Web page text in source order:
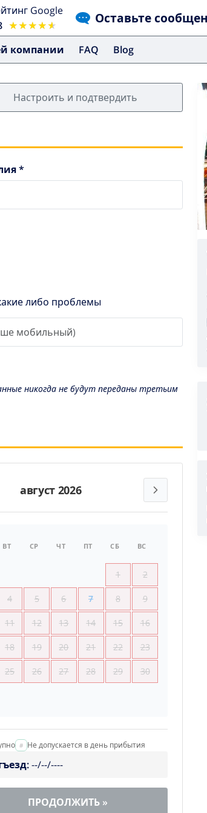
Google
★★★★★
★★★★★ Оставьте
компании FAQ Blog
Настроить и подтвердить
*
либо проблемы
никогда не будут переданы третьим
август 2026
ВТ СР ЧТ ПТ СБ ВС
1 2
4 5 6 7 8 9
11 12 13 14 15 16
18 19 20 21 22 23
25 26 27 28 29 30
Не допускается в день прибытия
:--/--/----
ПРОДОЛЖИТЬ»